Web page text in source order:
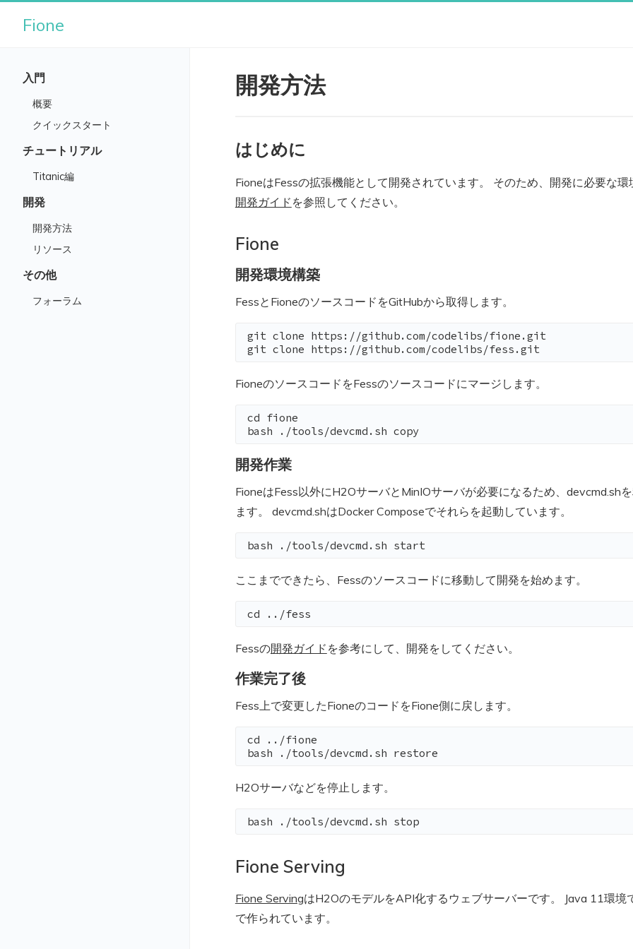
Fione
入門
概要
クイックスタート
チュートリアル
Titanic編
開発
開発方法
リソース
その他
フォーラム
開発方法
はじめに
FioneはFessの拡張機能として開発されています。 そのため、開発に必要な環
開発ガイド を参照してください。
Fione
開発環境構築
FessとFioneのソースコードをGitHubから取得します。
git clone https://github.com/codelibs/fione.git
git clone https://github.com/codelibs/fess.git
FioneのソースコードをFessのソースコードにマージします。
cd fione
bash ./tools/devcmd.sh copy
開発作業
FioneはFess以外にH2OサーバとMinIOサーバが必要になるため、devcmd.sh
ます。 devcmd.shはDocker Composeでそれらを起動しています。
bash ./tools/devcmd.sh start
ここまでできたら、Fessのソースコードに移動して開発を始めます。
cd ../fess
Fessの開発ガイド を参考にして、開発をしてください。
作業完了後
Fess上で変更したFioneのコードをFione側に戻します。
cd ../fione
bash ./tools/devcmd.sh restore
H2Oサーバなどを停止します。
bash ./tools/devcmd.sh stop
Fione Serving
Fione ServingはH2OのモデルをAPI化するウェブサーバーです。 Java 11環境
で作られています。